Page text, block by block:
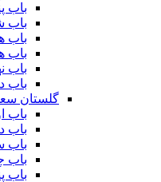
باب
باب
باب
باب
باب
باب
گلستان
باب
باب
باب
باب
باب